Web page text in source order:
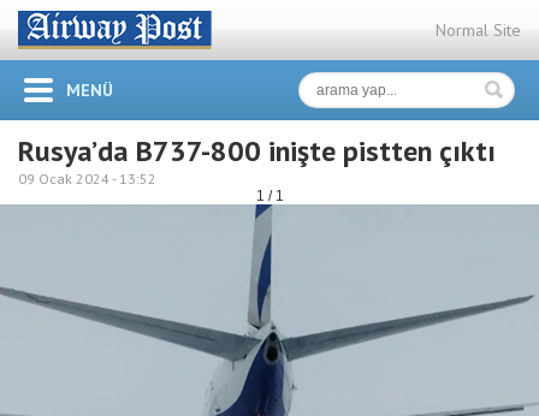
Normal Site
MENÜ
Rusya’da B737-800 inişte pistten çıktı
09 Ocak 2024 - 13:52
1 / 1